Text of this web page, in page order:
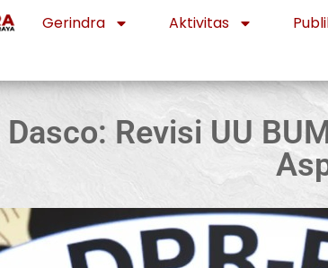
Gerindra Aktivitas
Revisi UU